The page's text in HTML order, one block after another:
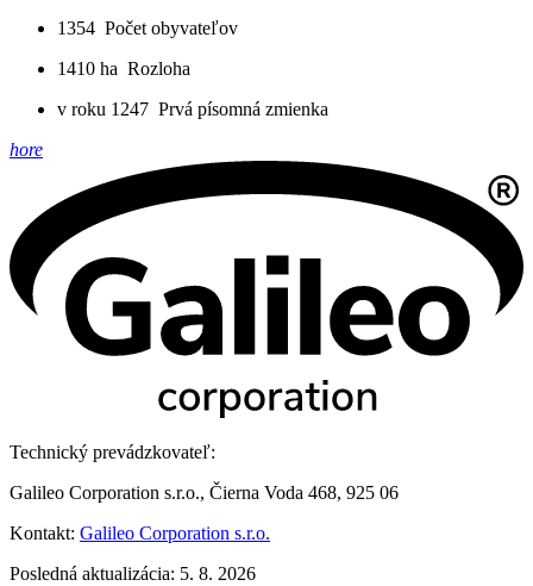
1354 Počet obyvateľov
1410 ha Rozloha
v roku 1247 Prvá písomná zmienka
hore
Technický prevádzkovateľ:
Galileo Corporation s.r.o., Čierna Voda 468, 925 06
Kontakt: Galileo Corporation s.r.o.
Posledná aktualizácia: 5. 8. 2026